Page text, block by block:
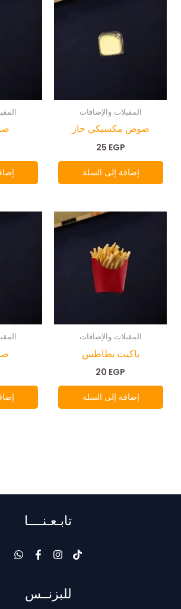
المقبلات والإضافات
صوص مكسيكي حار
25 EGP
إضافة إلى السلة
المقبلات والإضافات
باكيت بطاطس
20 EGP
إضافة إلى السلة
تابـعـنــــا
للبزنــس